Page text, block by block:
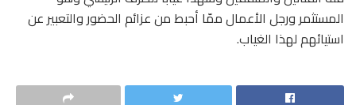
المستثمر ورجل الأعمال ممّا أحبط من عزائم الحضور والتعبير عن
استيائهم لهذا الغياب.